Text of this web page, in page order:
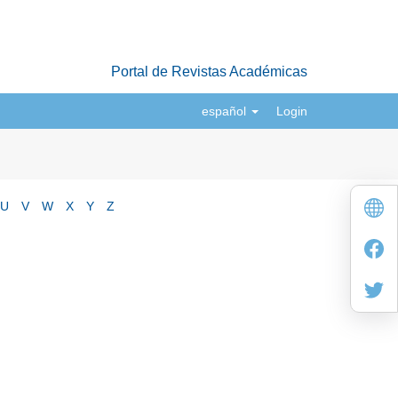
Portal de Revistas Académicas
español Login
U V W X Y Z